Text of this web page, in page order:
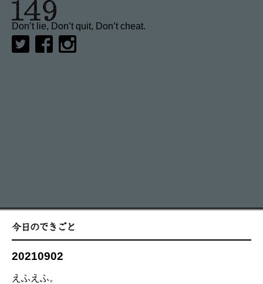
Don’t lie, Don’t quit, Don’t cheat.
20210902
えふえふ。